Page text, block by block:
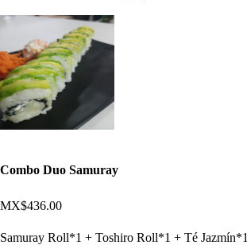
Combo Duo Samuray
MX$436.00
Samuray Roll*1 + Toshiro Roll*1 + Té Jazmín*1